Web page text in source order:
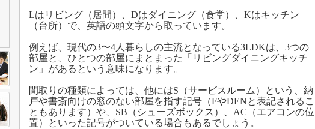
Lはリビング（居間）、Dはダイニング（食堂）、Kはキッチン
（台所）で、英語の頭文字から取っています。
例えば、現代の3〜4人暮らしの主流となっている3LDKは、3つの
部屋と、ひとつの部屋にまとまった「リビングダイニングキッチ
ン」があるという意味になります。
間取りの種類によっては、他にはS（サービスルーム）という、納
戸や書斎向けの窓のない部屋を指す記号（FやDENと表記されるこ
ともあります）や、SB（シューズボックス）、AC（エアコンの位
置）といった記号がついている場合もあるでしょう。